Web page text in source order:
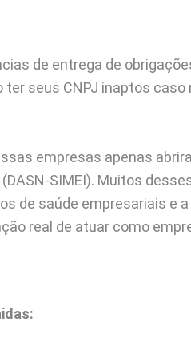
de entrega de
seus CNPJ inaptos caso
empresas apenas
SIMEI). Muitos
de saúde empresariais e
real de atuar como